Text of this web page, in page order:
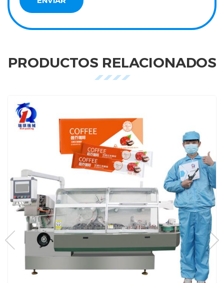
PRODUCTOS RELACIONADOS